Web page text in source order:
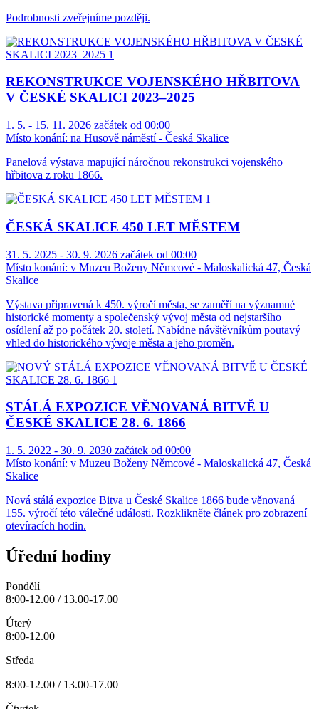
Podrobnosti zveřejníme později.
REKONSTRUKCE VOJENSKÉHO HŘBITOVA
V ČESKÉ SKALICI 2023–2025
1. 5. - 15. 11. 2026 začátek od 00:00
Místo konání: na Husově náměstí - Česká Skalice
Panelová výstava mapující náročnou rekonstrukci vojenského
hřbitova z roku 1866.
ČESKÁ SKALICE 450 LET MĚSTEM
31. 5. 2025 - 30. 9. 2026 začátek od 00:00
Místo konání: v Muzeu Boženy Němcové - Maloskalická 47, Česká
Skalice
Výstava připravená k 450. výročí města, se zaměří na významné
historické momenty a společenský vývoj města od nejstaršího
osídlení až po počátek 20. století. Nabídne návštěvníkům poutavý
vhled do historického vývoje města a jeho proměn.
STÁLÁ EXPOZICE VĚNOVANÁ BITVĚ U
ČESKÉ SKALICE 28. 6. 1866
1. 5. 2022 - 30. 9. 2030 začátek od 00:00
Místo konání: v Muzeu Boženy Němcové - Maloskalická 47, Česká
Skalice
Nová stálá expozice Bitva u České Skalice 1866 bude věnovaná
155. výročí této válečné události. Rozklikněte článek pro zobrazení
otevíracích hodin.
Úřední hodiny
Pondělí
8:00-12.00 / 13.00-17.00
Úterý
8:00-12.00
Středa
8:00-12.00 / 13.00-17.00